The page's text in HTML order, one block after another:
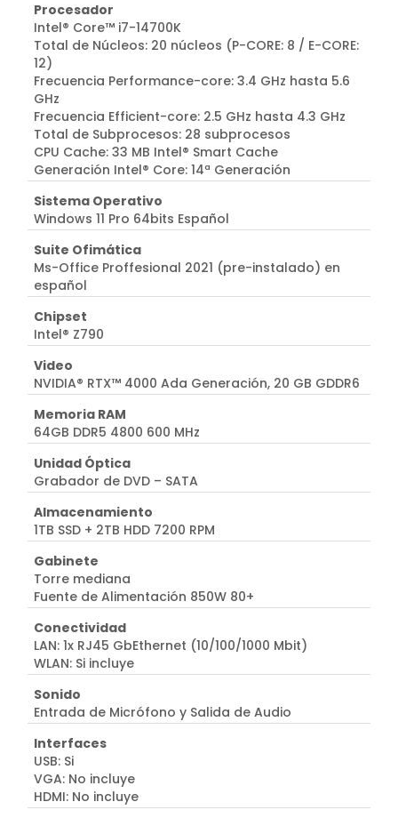
Procesador
Intel® Core™ i7-14700K
Total de Núcleos: 20 núcleos (P-CORE: 8 / E-CORE:
12)
Frecuencia Performance-core: 3.4 GHz hasta 5.6
GHz
Frecuencia Efficient-core: 2.5 GHz hasta 4.3 GHz
Total de Subprocesos: 28 subprocesos
CPU Cache: 33 MB Intel® Smart Cache
Generación Intel® Core: 14ª Generación
Sistema Operativo
Windows 11 Pro 64bits Español
Suite Ofimática
Ms-Office Proffesional 2021 (pre-instalado) en
español
Chipset
Intel® Z790
Video
NVIDIA® RTX™ 4000 Ada Generación, 20 GB GDDR6
Memoria RAM
64GB DDR5 4800 600 MHz
Unidad Óptica
Grabador de DVD – SATA
Almacenamiento
1TB SSD + 2TB HDD 7200 RPM
Gabinete
Torre mediana
Fuente de Alimentación 850W 80+
Conectividad
LAN: 1x RJ45 GbEthernet (10/100/1000 Mbit)
WLAN: Si incluye
Sonido
Entrada de Micrófono y Salida de Audio
Interfaces
USB: Si
VGA: No incluye
HDMI: No incluye